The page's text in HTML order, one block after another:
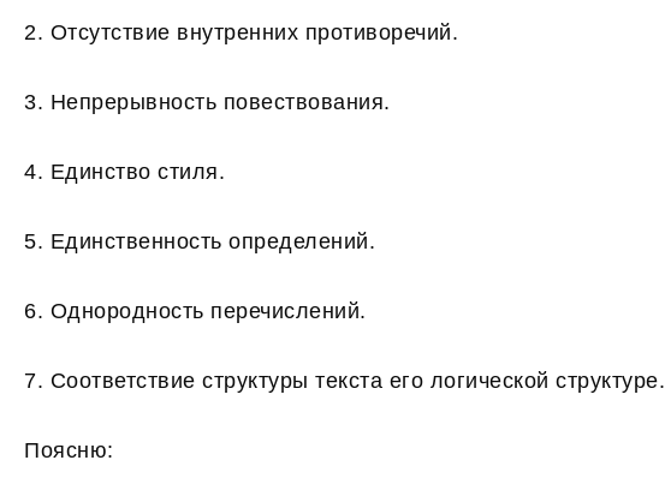
2. Отсутствие внутренних противоречий.
3. Непрерывность повествования.
4. Единство стиля.
5. Единственность определений.
6. Однородность перечислений.
7. Соответствие структуры текста его логической структуре.
Поясню: